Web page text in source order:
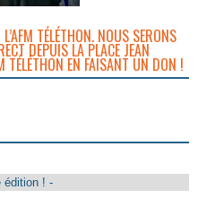
TÉLÉTHON. NOUS SERONS
DEPUIS LA PLACE JEAN
TÉLÉTHON EN FAISANT UN DON !
édition ! -